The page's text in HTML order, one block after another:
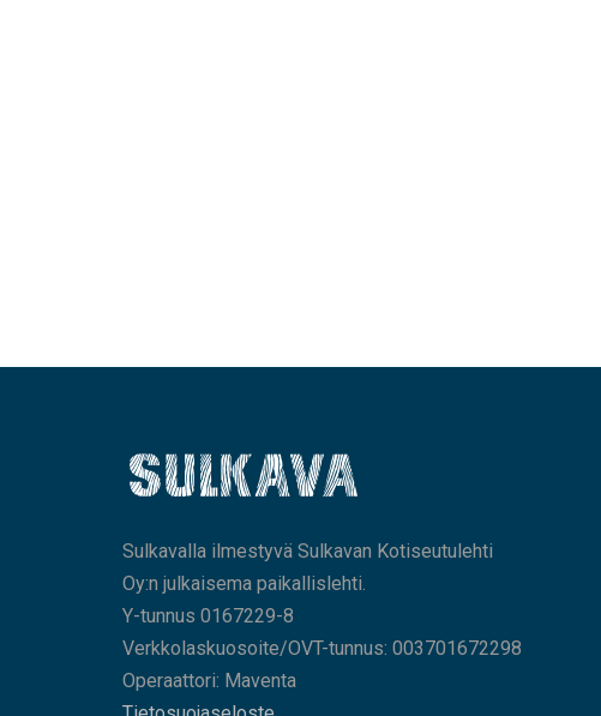
Sulkavalla ilmestyvä Sulkavan Kotiseutulehti
Oy:n julkaisema paikallislehti.
Y-tunnus 0167229-8
Verkkolaskuosoite/OVT-tunnus: 003701672298
Operaattori: Maventa